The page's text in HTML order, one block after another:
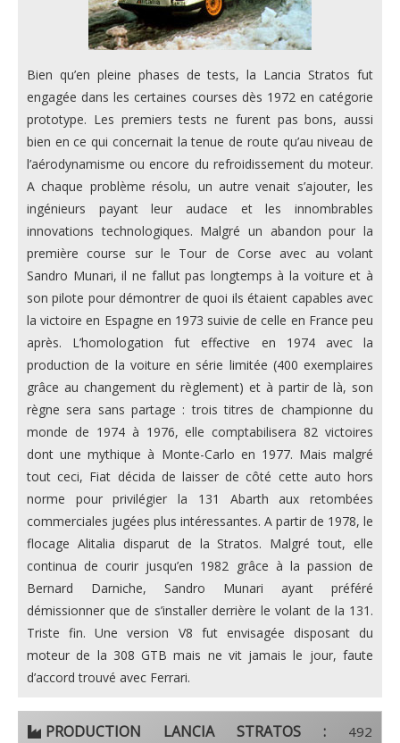
Bien qu’en pleine phases de tests, la Lancia Stratos fut
engagée dans les certaines courses dès 1972 en catégorie
prototype. Les premiers tests ne furent pas bons, aussi
bien en ce qui concernait la tenue de route qu’au niveau de
l’aérodynamisme ou encore du refroidissement du moteur.
A chaque problème résolu, un autre venait s’ajouter, les
ingénieurs payant leur audace et les innombrables
innovations technologiques. Malgré un abandon pour la
première course sur le Tour de Corse avec au volant
Sandro Munari, il ne fallut pas longtemps à la voiture et à
son pilote pour démontrer de quoi ils étaient capables avec
la victoire en Espagne en 1973 suivie de celle en France peu
après. L’homologation fut effective en 1974 avec la
production de la voiture en série limitée (400 exemplaires
grâce au changement du règlement) et à partir de là, son
règne sera sans partage : trois titres de championne du
monde de 1974 à 1976, elle comptabilisera 82 victoires
dont une mythique à Monte-Carlo en 1977. Mais malgré
tout ceci, Fiat décida de laisser de côté cette auto hors
norme pour privilégier la 131 Abarth aux retombées
commerciales jugées plus intéressantes. A partir de 1978, le
flocage Alitalia disparut de la Stratos. Malgré tout, elle
continua de courir jusqu’en 1982 grâce à la passion de
Bernard Darniche, Sandro Munari ayant préféré
démissionner que de s’installer derrière le volant de la 131.
Triste fin. Une version V8 fut envisagée disposant du
moteur de la 308 GTB mais ne vit jamais le jour, faute
d’accord trouvé avec Ferrari.
PRODUCTION LANCIA STRATOS : 492